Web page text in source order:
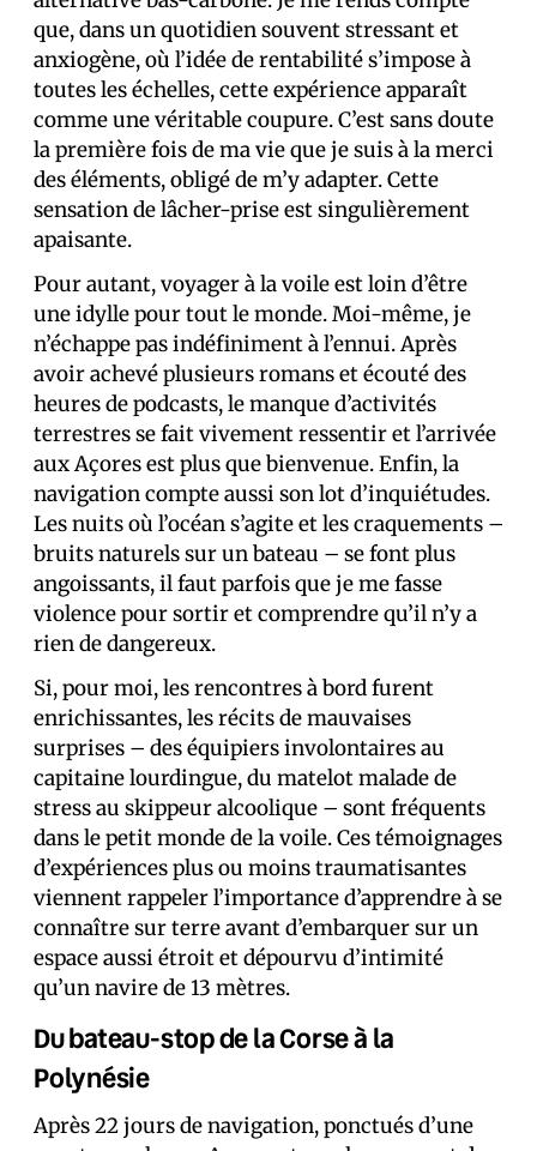
que, dans un quotidien souvent stressant et
anxiogène, où l’idée de rentabilité s’impose à
toutes les échelles, cette expérience apparaît
comme une véritable coupure. C’est sans doute
la première fois de ma vie que je suis à la merci
des éléments, obligé de m’y adapter. Cette
sensation de lâcher-prise est singulièrement
apaisante.
Pour autant, voyager à la voile est loin d’être
une idylle pour tout le monde. Moi-même, je
n’échappe pas indéfiniment à l’ennui. Après
avoir achevé plusieurs romans et écouté des
heures de podcasts, le manque d’activités
terrestres se fait vivement ressentir et l’arrivée
aux Açores est plus que bienvenue. Enfin, la
navigation compte aussi son lot d’inquiétudes.
Les nuits où l’océan s’agite et les craquements –
bruits naturels sur un bateau – se font plus
angoissants, il faut parfois que je me fasse
violence pour sortir et comprendre qu’il n’y a
rien de dangereux.
Si, pour moi, les rencontres à bord furent
enrichissantes, les récits de mauvaises
surprises – des équipiers involontaires au
capitaine lourdingue, du matelot malade de
stress au skippeur alcoolique – sont fréquents
dans le petit monde de la voile. Ces témoignages
d’expériences plus ou moins traumatisantes
viennent rappeler l’importance d’apprendre à se
connaître sur terre avant d’embarquer sur un
espace aussi étroit et dépourvu d’intimité
qu’un navire de 13 mètres.
Du bateau-stop de la Corse à la
Polynésie
Après 22 jours de navigation, ponctués d’une